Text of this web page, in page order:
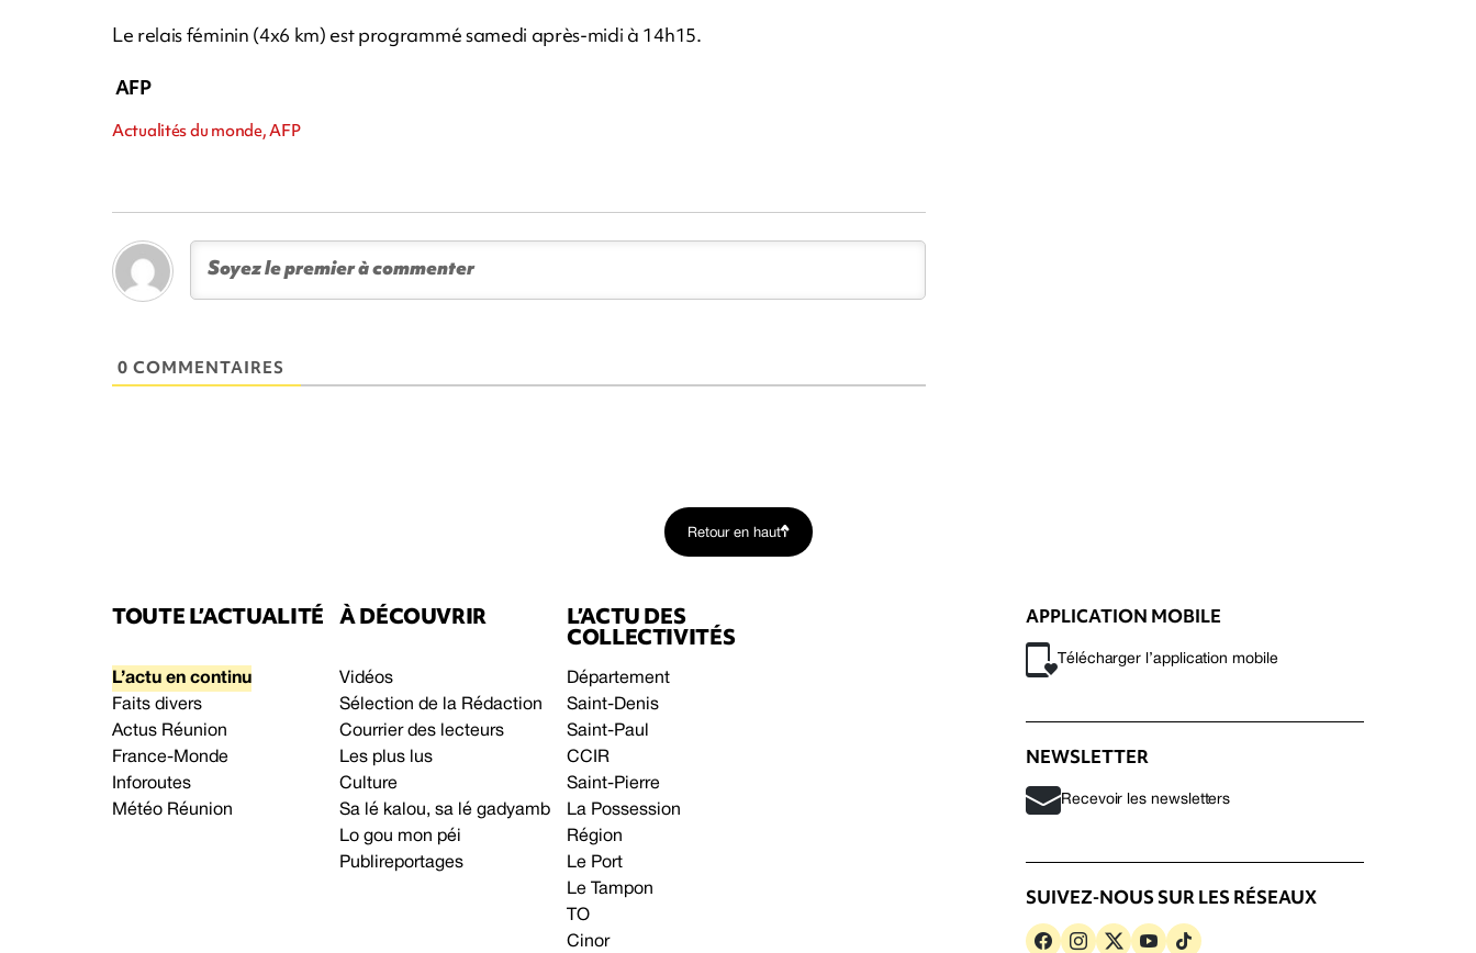
Le relais féminin (4x6 km) est programmé samedi après-midi à 14h15.
AFP
Actualités du monde, AFP
0 COMMENTAIRES
Retour en haut
TOUTE L’ACTUALITÉ
L’actu en continu
Faits divers
Actus Réunion
France-Monde
Inforoutes
Météo Réunion
À DÉCOUVRIR
Vidéos
Sélection de la Rédaction
Courrier des lecteurs
Les plus lus
Culture
Sa lé kalou, sa lé gadyamb
Lo gou mon péi
Publireportages
L’ACTU DES
COLLECTIVITÉS
Département
Saint-Denis
Saint-Paul
CCIR
Saint-Pierre
La Possession
Région
Le Port
Le Tampon
TO
Cinor
APPLICATION MOBILE
Télécharger l’application mobile
NEWSLETTER
Recevoir les newsletters
SUIVEZ-NOUS SUR LES RÉSEAUX